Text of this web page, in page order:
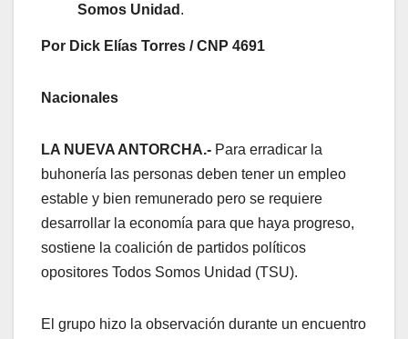
Somos Unidad .
Por Dick Elías Torres / CNP 4691
Nacionales
LA NUEVA ANTORCHA.- Para erradicar la
buhonería las personas deben tener un empleo
estable y bien remunerado pero se requiere
desarrollar la economía para que haya progreso,
sostiene la coalición de partidos políticos
opositores Todos Somos Unidad (TSU).
El grupo hizo la observación durante un encuentro